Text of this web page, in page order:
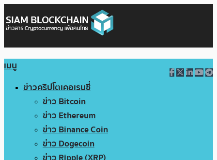
เมนู
ข่าวคริปโตเคอเรนซี่
ข่าว Bitcoin
ข่าว Ethereum
ข่าว Binance Coin
ข่าว Dogecoin